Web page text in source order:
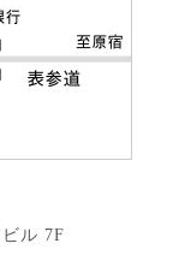
ル 7F